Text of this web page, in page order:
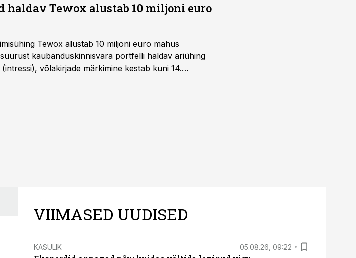
haldav Tewox alustab 10 miljoni euro
Tewox alustab 10 miljoni euro mahus
kaubanduskinnisvara portfelli haldav äriühing
võlakirjade märkimine kestab kuni 14.
VIIMASED UUDISED
KASULIK 05.08.26, 09:22